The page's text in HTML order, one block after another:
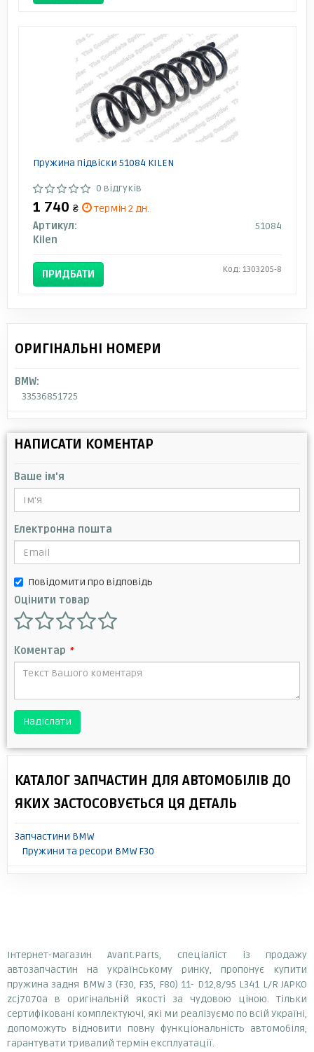
Пружина підвіски 51084 KILEN
0 відгуків
1 740 ₴
термін 2 дн.
Артикул:
51084
Kilen
ПРИДБАТИ Код: 1303205-8
ОРИГІНАЛЬНІ НОМЕРИ
BMW:
33536851725
НАПИСАТИ КОМЕНТАР
Ваше ім'я
Електронна пошта
Повідомити про відповідь
Оцінити товар
Коментар *
Надіслати
КАТАЛОГ ЗАПЧАСТИН ДЛЯ АВТОМОБІЛІВ ДО
ЯКИХ ЗАСТОСОВУЄТЬСЯ ЦЯ ДЕТАЛЬ
Запчастини BMW
Пружини та ресори BMW F30
Інтернет-магазин Avant.Parts, спеціаліст із продажу
автозапчастин на українському ринку, пропонує купити
пружина задня BMW 3 (F30, F35, F80) 11- D12,8/95 L341 L/R JAPKO
zcj7070a в оригінальній якості за чудовою ціною. Тільки
сертифіковані комплектуючі, які ми реалізуємо по всій Україні,
допоможуть відновити повну функціональність автомобіля,
гарантувати тривалий термін експлуатації.